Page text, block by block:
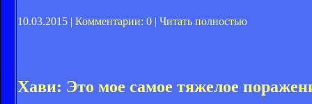
10.03.2015 | Комментарии: 0 | Читать полностью
Хави: Это мое самое тяжелое